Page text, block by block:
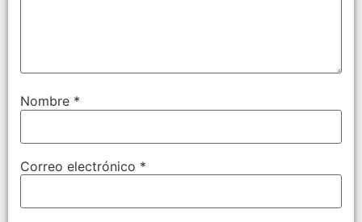
Nombre *
Correo electrónico *